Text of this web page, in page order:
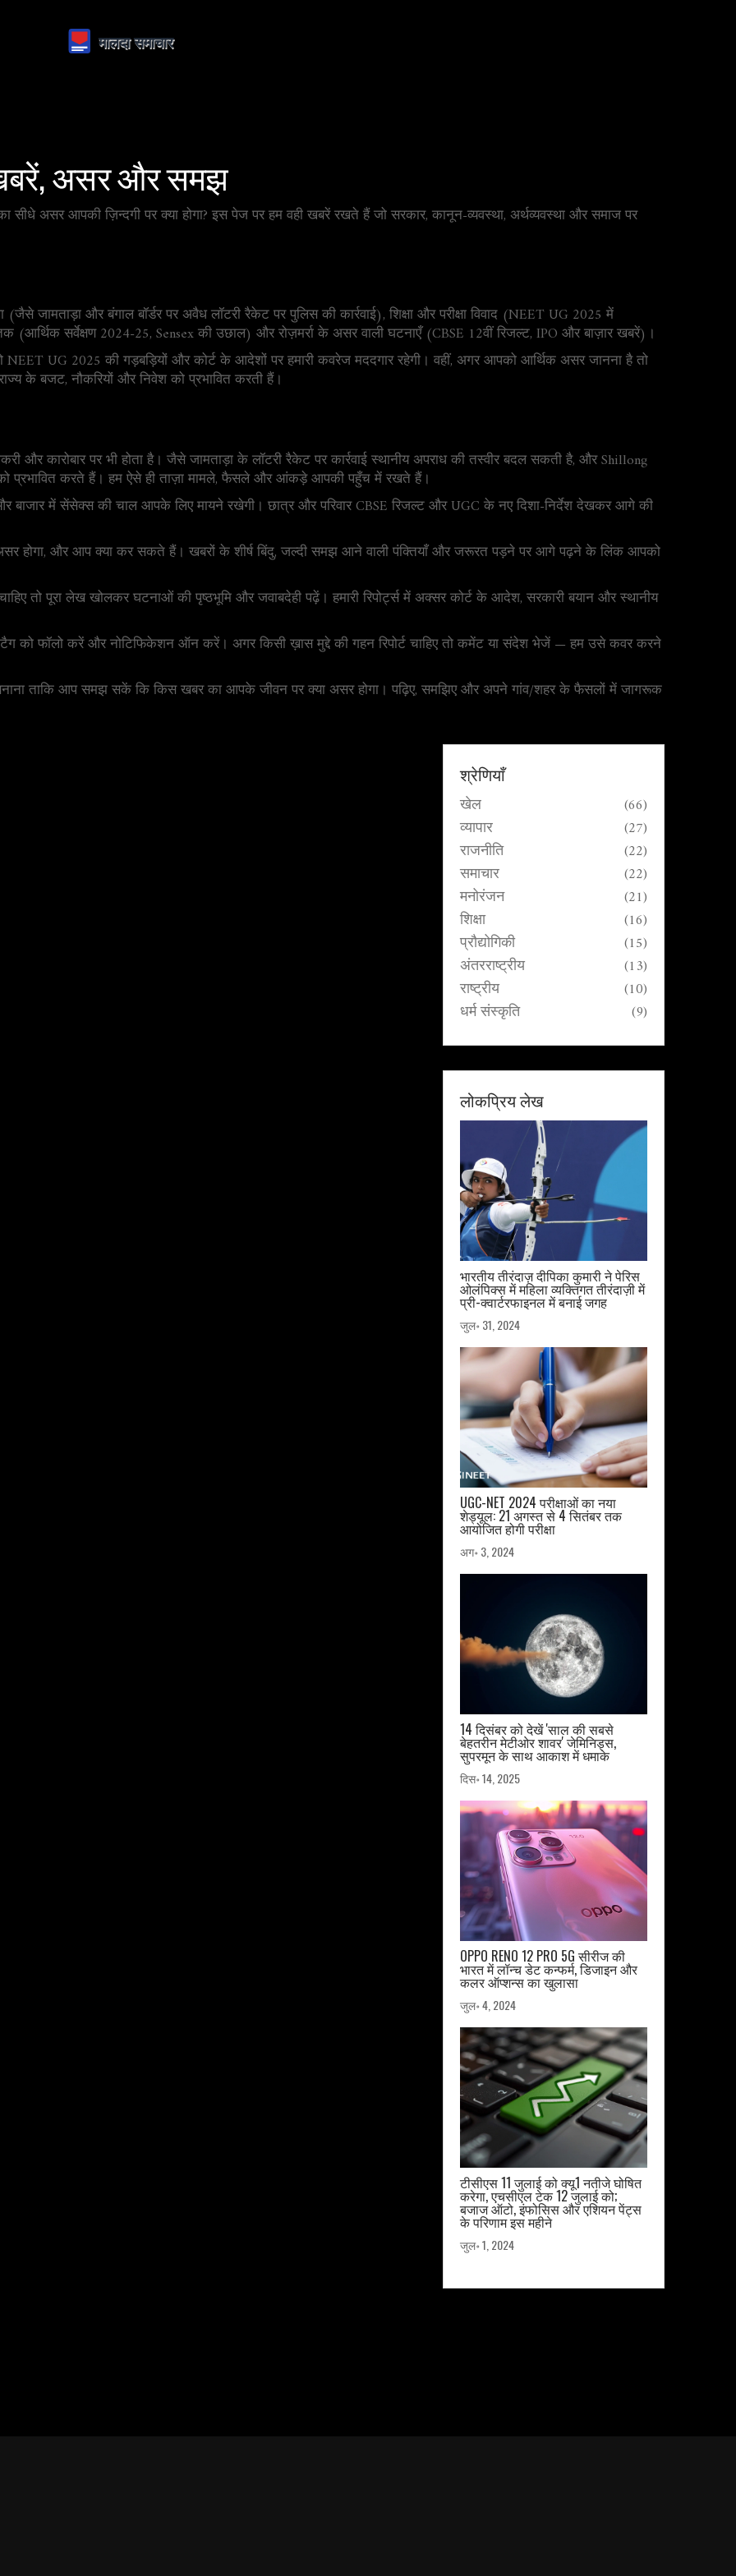
असर और समझ
असर आपकी ज़िन्दगी पर क्या होगा? इस पेज पर हम वही खबरें रखते हैं जो सरकार, कानून-व्यवस्था, अर्थव्यवस्था और समाज पर
जामताड़ा और बंगाल बॉर्डर पर अवैध लॉटरी रैकेट पर पुलिस की कार्रवाई), शिक्षा और परीक्षा विवाद (NEET UG 2025 में
(आर्थिक सर्वेक्षण 2024-25, Sensex की उछाल) और रोज़मर्रा के असर वाली घटनाएँ (CBSE 12वीं रिजल्ट, IPO और बाज़ार खबरें)।
NEET UG 2025 की गड़बड़ियों और कोर्ट के आदेशों पर हमारी कवरेज मददगार रहेगी। वहीं, अगर आपको आर्थिक असर जानना है तो
के बजट, नौकरियों और निवेश को प्रभावित करती हैं।
और कारोबार पर भी होता है। जैसे जामताड़ा के लॉटरी रैकेट पर कार्रवाई स्थानीय अपराध की तस्वीर बदल सकती है, और Shillong
को प्रभावित करते हैं। हम ऐसे ही ताज़ा मामले, फैसले और आंकड़े आपकी पहुँच में रखते हैं।
बाजार में सेंसेक्स की चाल आपके लिए मायने रखेगी। छात्र और परिवार CBSE रिजल्ट और UGC के नए दिशा-निर्देश देखकर आगे की
होगा, और आप क्या कर सकते हैं। खबरों के शीर्ष बिंदु, जल्दी समझ आने वाली पंक्तियाँ और जरूरत पड़ने पर आगे पढ़ने के लिंक आपको
तो पूरा लेख खोलकर घटनाओं की पृष्ठभूमि और जवाबदेही पढ़ें। हमारी रिपोर्ट्स में अक्सर कोर्ट के आदेश, सरकारी बयान और स्थानीय
टैग को फॉलो करें और नोटिफिकेशन ऑन करें। अगर किसी ख़ास मुद्दे की गहन रिपोर्ट चाहिए तो कमेंट या संदेश भेजें — हम उसे कवर करने
ताकि आप समझ सकें कि किस खबर का आपके जीवन पर क्या असर होगा। पढ़िए, समझिए और अपने गांव/शहर के फैसलों में जागरूक
श्रेणियाँ
खेल (66)
व्यापार (27)
राजनीति (22)
समाचार (22)
मनोरंजन (21)
शिक्षा (16)
प्रौद्योगिकी (15)
अंतरराष्ट्रीय (13)
राष्ट्रीय (10)
धर्म संस्कृति (9)
लोकप्रिय लेख
भारतीय तीरंदाज़ दीपिका कुमारी ने पेरिस
ओलंपिक्स में महिला व्यक्तिगत तीरंदाज़ी में
प्री-क्वार्टरफाइनल में बनाई जगह
जुल॰ 31, 2024
UGC-NET 2024 परीक्षाओं का नया
शेड्यूल: 21 अगस्त से 4 सितंबर तक
आयोजित होगी परीक्षा
अग॰ 3, 2024
14 दिसंबर को देखें 'साल की सबसे
बेहतरीन मेटीओर शावर' जेमिनिड्स,
सुपरमून के साथ आकाश में धमाके
दिस॰ 14, 2025
OPPO RENO 12 PRO 5G सीरीज की
भारत में लॉन्च डेट कन्फर्म, डिजाइन और
कलर ऑप्शन्स का खुलासा
जुल॰ 4, 2024
टीसीएस 11 जुलाई को क्यू1 नतीजे घोषित
करेगा, एचसीएल टेक 12 जुलाई को;
बजाज ऑटो, इंफोसिस और एशियन पेंट्स
के परिणाम इस महीने
जुल॰ 1, 2024